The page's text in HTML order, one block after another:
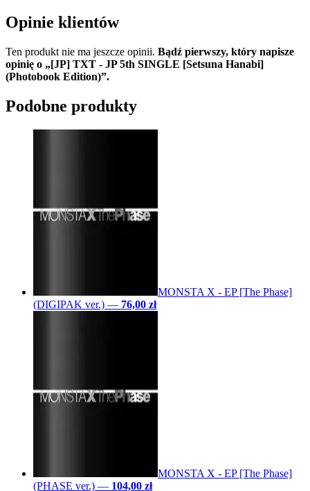
Opinie klientów
Ten produkt nie ma jeszcze opinii. Bądź pierwszy, który napisze
opinię o „[JP] TXT - JP 5th SINGLE [Setsuna Hanabi]
(Photobook Edition)”.
Podobne produkty
MONSTA X - EP [The Phase]
(DIGIPAK ver.) — 76,00 zł
MONSTA X - EP [The Phase]
(PHASE ver.) — 104,00 zł